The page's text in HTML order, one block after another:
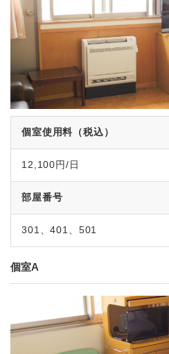
個室使用料（税込）
12,100円/日
部屋番号
301、401、501
個室A